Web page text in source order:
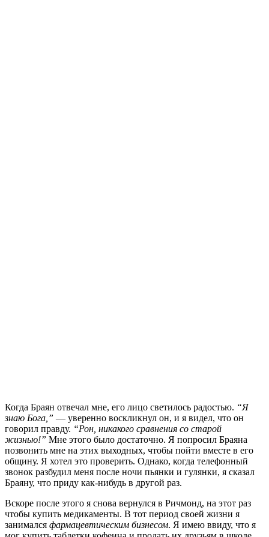
Когда Браян отвечал мне, его лицо светилось радостью. “Я
знаю Бога,” — уверенно воскликнул он, и я видел, что он
говорил правду. “Рон, никакого сравнения со старой
жизнью!” Мне этого было достаточно. Я попросил Браяна
позвонить мне на этих выходных, чтобы пойти вместе в его
общину. Я хотел это проверить. Однако, когда телефонный
звонок разбудил меня после ночи пьянки и гулянки, я сказал
Браяну, что приду как-нибудь в другой раз.
Вскоре после этого я снова вернулся в Ричмонд, на этот раз
чтобы купить медикаменты. В тот период своей жизни я
занимался фармацевтическим бизнесом. Я имею ввиду, что я